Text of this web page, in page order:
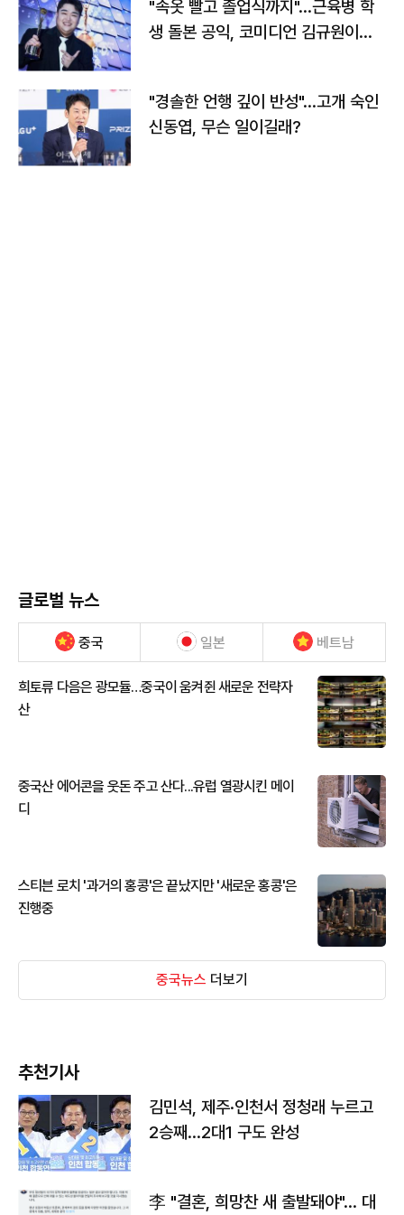
"속옷 빨고 졸업식까지"…근육병 학
생 돌본 공익, 코미디언 김규원이었
"경솔한 언행 깊이 반성"…고개 숙인
신동엽, 무슨 일이길래?
글로벌 뉴스
중국 일본 베트남
희토류 다음은 광모듈…중국이 움켜쥔 새로운 전략자
산
중국산 에어콘을 웃돈 주고 산다...유럽 열광시킨 메이
디
스티븐 로치 '과거의 홍콩'은 끝났지만 '새로운 홍콩'은
진행중
중국뉴스 더보기
추천기사
김민석, 제주·인천서 정청래 누르고
2승째…2대1 구도 완성
李 "결혼, 희망찬 새 출발돼야"… 대